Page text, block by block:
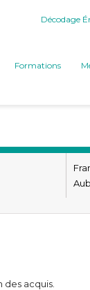
Décodage
Formations
acquis.